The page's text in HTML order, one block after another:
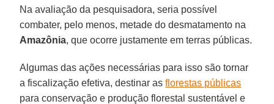
Na avaliação da pesquisadora, seria possível
combater, pelo menos, metade do desmatamento na
Amazônia, que ocorre justamente em terras públicas.
Algumas das ações necessárias para isso são tornar
a fiscalização efetiva, destinar asflorestas públicas
para conservação e produção florestal sustentável e